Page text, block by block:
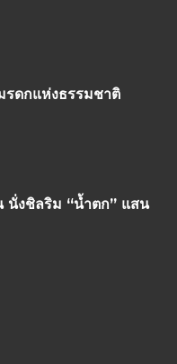
รดกแห่งธรรมชาติ
นั่งชิลริม “น้ำตก” แสน